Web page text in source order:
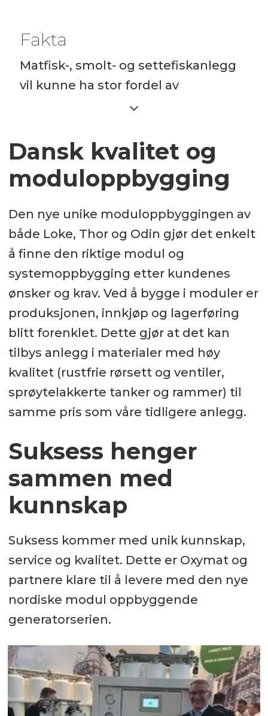
Fakta
Matfisk-, smolt- og settefiskanlegg
vil kunne ha stor fordel av
egenprodusert oksygen. Den
oksygengeneratorer er en
rimeligere løsning i forhold til å få
levert flytende oksygen (LOX) på
Med et dokumentert energiforbruk
på fra 0.6 kW/kg oksygen med 93 %
renhet, vil oppdretterne få en
løsning som er økonomisk
fordelaktig. Med fokus på høy
driftssikkerhet og kvalitet, samt
markedskunnskap fra våre
referanser, vil Oxymat i dag være i
stand til å finne løsninger som
dekker kundens behov for sikker
Dansk kvalitet og
moduloppbygging
Den nye unike moduloppbyggingen av
både Loke, Thor og Odin gjør det enkelt
å finne den riktige modul og
systemoppbygging etter kundenes
ønsker og krav. Ved å bygge i moduler er
produksjonen, innkjøp og lagerføring
blitt forenklet. Dette gjør at det kan
tilbys anlegg i materialer med høy
kvalitet (rustfrie rørsett og ventiler,
sprøytelakkerte tanker og rammer) til
samme pris som våre tidligere anlegg.
Suksess henger
sammen med
kunnskap
Suksess kommer med unik kunnskap,
service og kvalitet. Dette er Oxymat og
partnere klare til å levere med den nye
nordiske modul oppbyggende
generatorserien.